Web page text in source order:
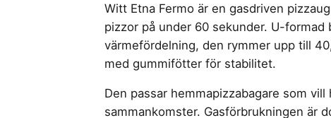
Witt Etna Fermo är en gasdriven
pizzor på under 60 sekunder. U-
värmefördelning, den rymmer upp till
med gummifötter för stabilitet.
Den passar hemmapizzabagare som
sammankomster. Gasförbrukningen är